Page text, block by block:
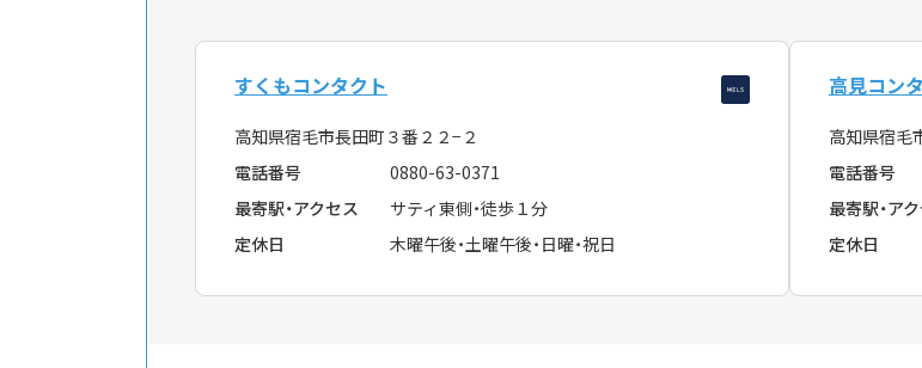
すくもコンタクト
高知県宿毛市長田町３番２２−２
電話番号
0880-63-0371
最寄駅・アクセス
サティ東側・徒歩１分
定休日
木曜午後・土曜午後・日曜・祝日
高見コン
高知県宿毛
電話番号
最寄駅・ア
定休日